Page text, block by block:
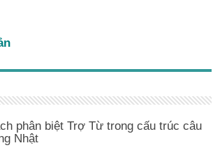
phân biệt Trợ Từ trong cấu trúc câu
Nhật